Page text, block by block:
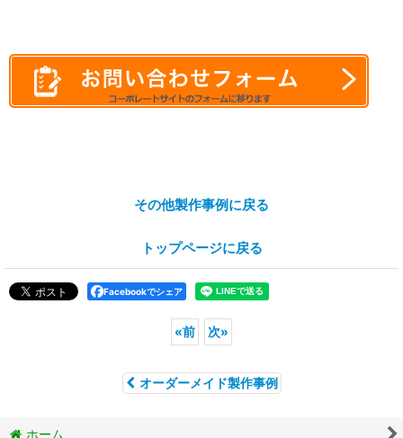
その他製作事例に戻る
トップページに戻る
Facebookでシェア
«前 次»
オーダーメイド製作事例
ホーム